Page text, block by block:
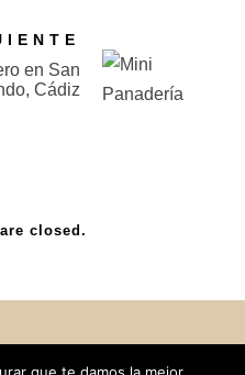
en San
Cádiz
closed.